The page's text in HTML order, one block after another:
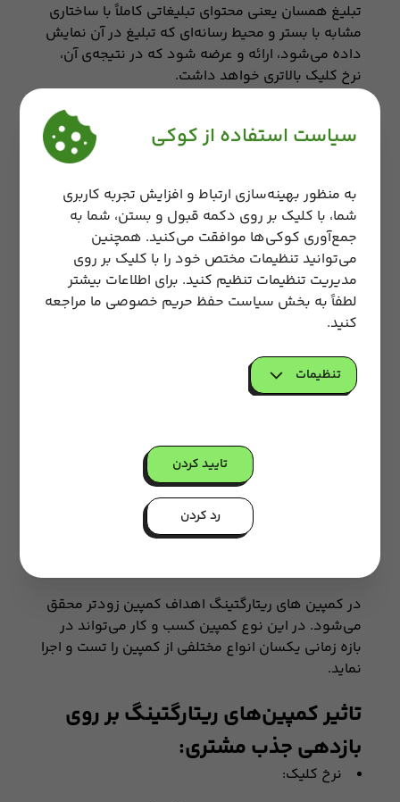
تبلیغ همسان یعنی محتوای تبلیغاتی کاملاً با ساختاری
مشابه با بستر و محیط رسانه‌ای که تبلیغ در آن نمایش
داده می‌شود، ارائه و عرضه شود که در نتیجه‌ی آن،
نرخ کلیک بالاتری خواهد داشت.
هدایت مستقیم کاربر به صفحه محصول شما
کاربر با کلیک روی تبلیغ مستقیماً وارد وب‌سایت شما
سریع‌ترین روش ممکن به صفحه محصول شما باز
خواهد گشت.
امکان آنالیز کمپین
میزان ورودی هر تبلیغ، نرخ تبدیل مخاطب به مشتری،
هزینه هر تبلیغ نسبت به فروش و …، اطلاعاتی هستند
کمپین‌های بعدی را هوشمندانه‌تر انجام دهید.
تقویت هویت برند
این نوع کمپین به نسبت حالتی که تبلیغات به‌صورت
عمومی و غیر مرتبط به نیاز و سلیقه کاربر اجرا شود، آزار
و اذیت کمتری را برای کاربران به همراه خواهد داشت و
در نتیجه تصویر بهتری از کسب و کار در ذهن آن‌ها
نقش خواهد بست.
در کمپین های ریتارگتینگ اهداف کمپین زودتر محقق
می‌شود. در این نوع کمپین کسب و کار می‌تواند در
بازه زمانی یکسان انواع مختلفی از کمپین را تست و اجرا
نماید.
تاثیر کمپین‌های ریتارگتینگ بر روی
بازدهی جذب مشتری:
نرخ کلیک:
سیاست استفاده از کوکی
به منظور بهینه‌سازی ارتباط و افزایش تجربه کاربری
شما، با کلیک بر روی دکمه قبول و بستن، شما به
جمع‌آوری کوکی‌ها موافقت می‌کنید. همچنین
می‌توانید تنظیمات مختص خود را با کلیک بر روی
مدیریت تنظیمات تنظیم کنید. برای اطلاعات بیشتر
لطفاً به بخش سیاست حفظ حریم خصوصی ما مراجعه
کنید.
تنظیمات
تایید کردن
رد کردن